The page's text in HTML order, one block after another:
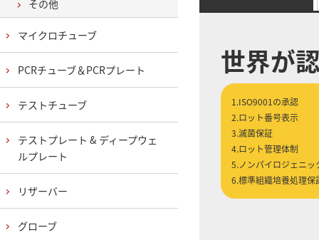
世界が
1.ISO9001の承認
2.ロット番号表示
3.滅菌保証
4.ロット管理体制
5.ノンパイロジェニッ
6.標準組織培養処理保
その他
マイクロチューブ
PCRチューブ＆PCRプレート
テストチューブ
テストプレート & ディープウェ
ルプレート
リザーバー
グローブ